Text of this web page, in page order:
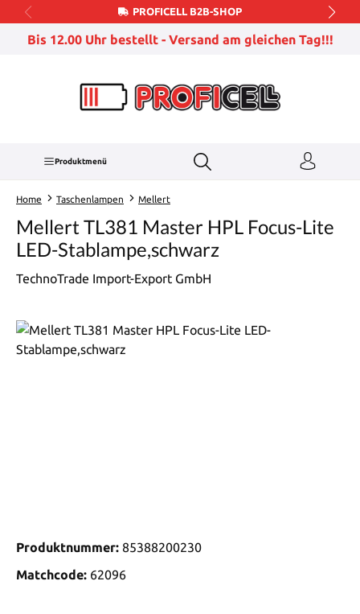
Zum Hauptinhalt springenPROFICELL B2B-SHOP
Bis 12.00 Uhr bestellt - Versand am gleichen Tag!!!
Produktmenü
Home Taschenlampen Mellert
Mellert TL381 Master HPL Focus-Lite
LED-Stablampe,schwarz
TechnoTrade Import-Export GmbH
Produktnummer: 85388200230
Matchcode: 62096